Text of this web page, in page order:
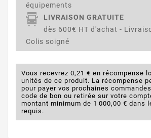
équipements
LIVRAISON GRATUITE
dès 600€ HT d'achat -
Colis soigné
Vous recevrez 0,21 € en récompense
unités de ce produit. La récompense
pour payer vos prochaines
code de bon ou retirée sur votre
montant minimum de 1 000,00 € dans
requis.